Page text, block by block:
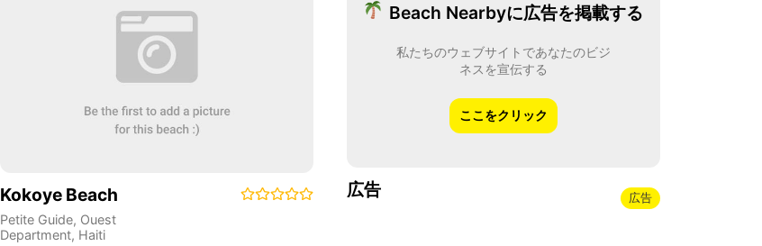
Kokoye Beach
Petite Guide, Ouest
Department, Haiti
Beach Nearbyに広告を掲載する
私たちのウェブサイトであなたのビジ
ネスを宣伝する
ここをクリック
広告 広告